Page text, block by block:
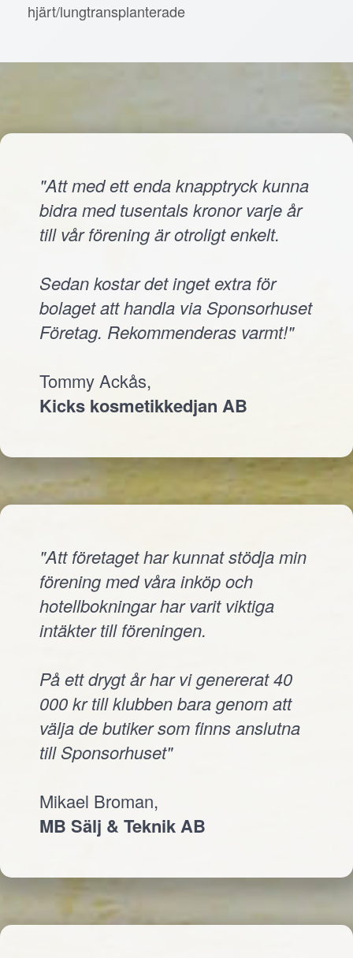
hjärt/lungtransplanterade
"Att med ett enda knapptryck kunna
bidra med tusentals kronor varje år
till vår förening är otroligt enkelt.
Sedan kostar det inget extra för
bolaget att handla via Sponsorhuset
Företag. Rekommenderas varmt!"
Tommy Ackås,
Kicks kosmetikkedjan AB
"Att företaget har kunnat stödja min
förening med våra inköp och
hotellbokningar har varit viktiga
intäkter till föreningen.
På ett drygt år har vi genererat 40
000 kr till klubben bara genom att
välja de butiker som finns anslutna
till Sponsorhuset"
Mikael Broman,
MB Sälj & Teknik AB